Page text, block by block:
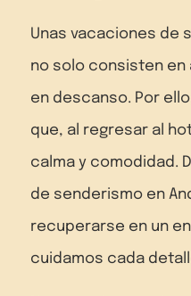
Unas vacaciones de
no solo consisten
en descanso. Por
que, al regresar al
calma y comodidad.
de senderismo en
recuperarse en un
cuidamos cada